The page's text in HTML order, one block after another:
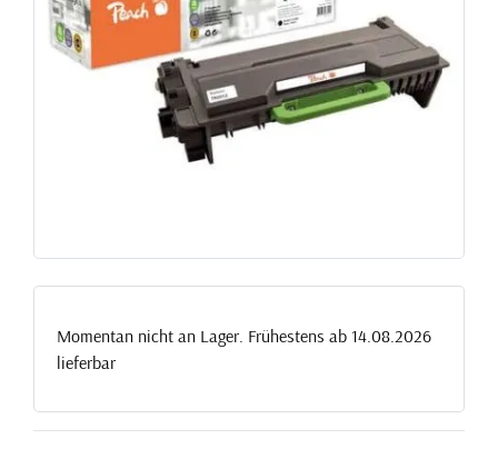
Momentan nicht an Lager. Frühestens ab 14.08.2026
lieferbar